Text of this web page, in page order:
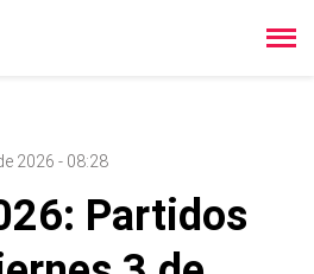
2026 - 08:28
Partidos